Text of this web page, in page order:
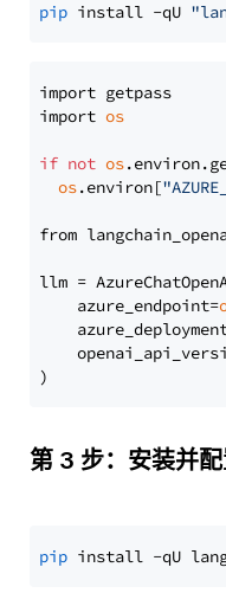
pip install -qU
import getpass
import os
if not os
os.environ[
from
llm =
    azure_endpoint=
第 3 步：安装并
pip